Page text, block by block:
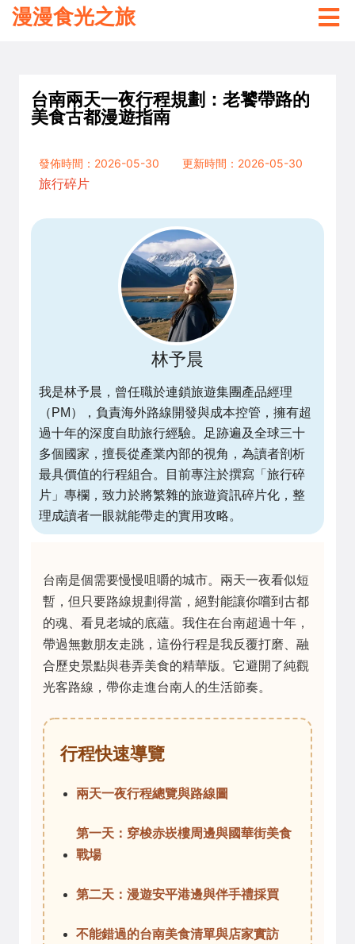
漫漫食光之旅
台南兩天一夜行程規劃：老饕帶路的
美食古都漫遊指南
發佈時間：2026-05-30
更新時間：2026-05-30
旅行碎片
林予晨
我是林予晨，曾任職於連鎖旅遊集團產品經理
（PM），負責海外路線開發與成本控管，擁有超
過十年的深度自助旅行經驗。足跡遍及全球三十
多個國家，擅長從產業內部的視角，為讀者剖析
最具價值的行程組合。目前專注於撰寫「旅行碎
片」專欄，致力於將繁雜的旅遊資訊碎片化，整
理成讀者一眼就能帶走的實用攻略。
台南是個需要慢慢咀嚼的城市。兩天一夜看似短
暫，但只要路線規劃得當，絕對能讓你嚐到古都
的魂、看見老城的底蘊。我住在台南超過十年，
帶過無數朋友走跳，這份行程是我反覆打磨、融
合歷史景點與巷弄美食的精華版。它避開了純觀
光客路線，帶你走進台南人的生活節奏。
行程快速導覽
兩天一夜行程總覽與路線圖
第一天：穿梭赤崁樓周邊與國華街美食
戰場
第二天：漫遊安平港邊與伴手禮採買
不能錯過的台南美食清單與店家實訪